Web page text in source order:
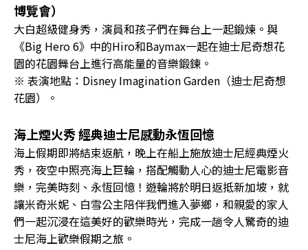
博覽會）
大白超級健身秀，演員和孩子們在舞台上一起鍛煉。與
《Big Hero 6》中的Hiro和Baymax一起在迪士尼奇想花
園的花園舞台上進行高能量的音樂鍛鍊。
※ 表演地點：Disney Imagination Garden（迪士尼奇想
花園）。
海上煙火秀 經典迪士尼感動永恆回憶
海上假期即將結束返航，晚上在船上施放迪士尼經典煙火
秀，夜空中照亮海上巨輪，搭配觸動人心的迪士尼電影音
樂，完美時刻、永恆回憶！遊輪將於明日返抵新加坡，就
讓米奇米妮、白雪公主陪伴我們進入夢鄉，和親愛的家人
們一起沉浸在這美好的歡樂時光，完成一趟令人驚奇的迪
士尼海上歡樂假期之旅。